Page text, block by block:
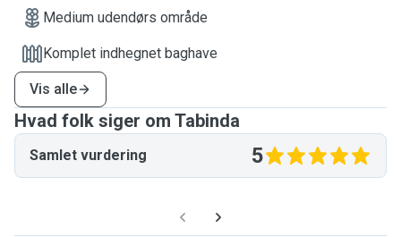
Medium udendørs område
Komplet indhegnet baghave
Vis alle
Hvad folk siger om Tabinda
Samlet vurdering 5